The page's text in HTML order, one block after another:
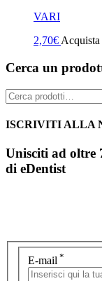
VARI
2,70€
Cerca un
Cerca:
ISCRIVITI ALLA
Unisciti ad oltre
di eDentist
E-mail *